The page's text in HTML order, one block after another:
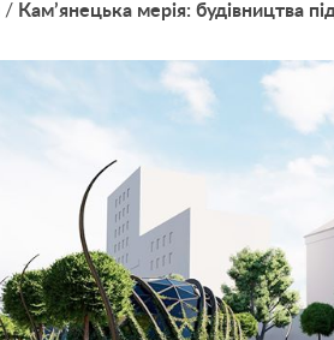
/ Кам’янецька мерія: будівництва